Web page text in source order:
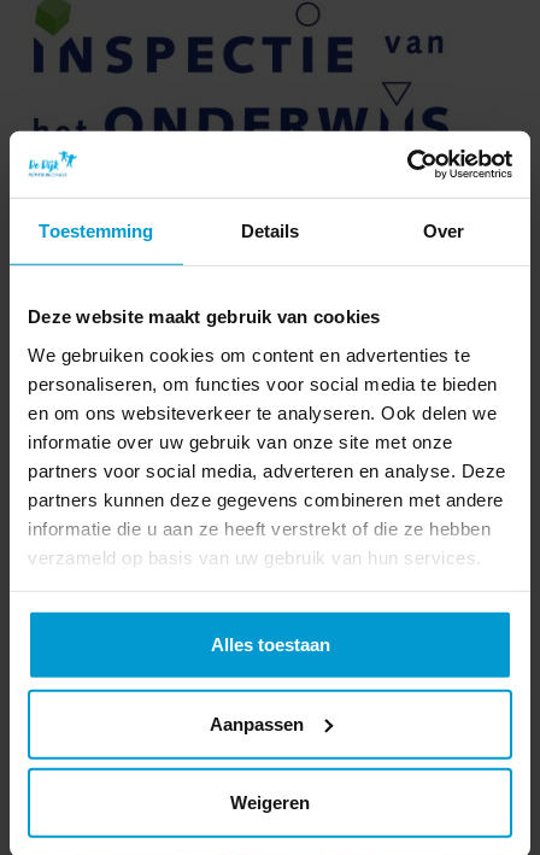
Toestemming Details Over
Deze website maakt gebruik van cookies
We gebruiken cookies om content en advertenties te
personaliseren, om functies voor social media te bieden
en om ons websiteverkeer te analyseren. Ook delen we
informatie over uw gebruik van onze site met onze
partners voor social media, adverteren en analyse. Deze
partners kunnen deze gegevens combineren met andere
informatie die u aan ze heeft verstrekt of die ze hebben
verzameld op basis van uw gebruik van hun services.
Alles toestaan
Aanpassen
Weigeren
Verkorte digitale schoolgids
Stichting Meerwerf